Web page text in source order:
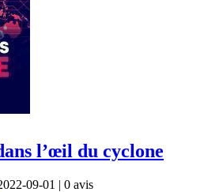
l’œil du cyclone
09-01 | 0 avis